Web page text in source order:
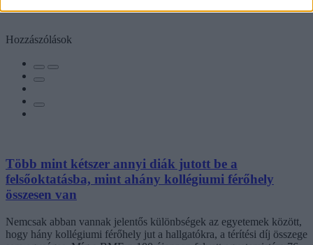
Hozzászólások
Több mint kétszer annyi diák jutott be a
felsőoktatásba, mint ahány kollégiumi férőhely
összesen van
Nemcsak abban vannak jelentős különbségek az egyetemek között,
hogy hány kollégiumi férőhely jut a hallgatókra, a térítési díj összege